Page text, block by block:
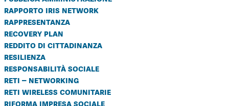
rapporto iris network
rappresentanza
recovery plan
reddito di cittadinanza
resilienza
responsabilità sociale
reti – networking
reti wireless comunitarie
riforma impresa sociale